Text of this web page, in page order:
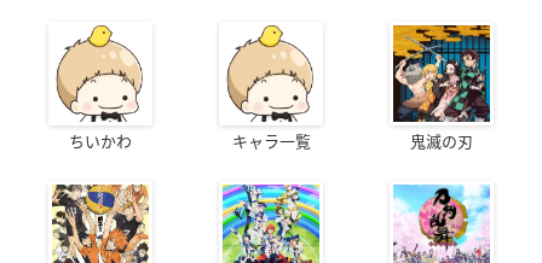
ちいかわ キャラ一覧 鬼滅の刃